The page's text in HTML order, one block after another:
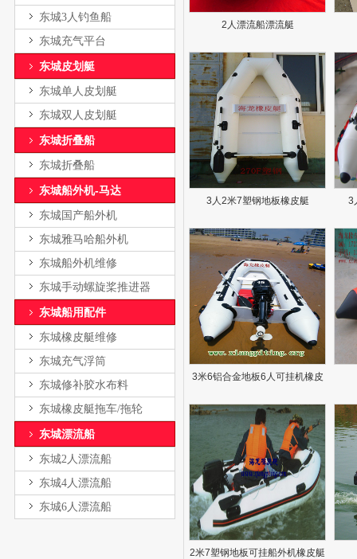
东城3人钓鱼船
东城充气平台
东城皮划艇
东城单人皮划艇
东城双人皮划艇
东城折叠船
东城折叠船
东城船外机-马达
东城国产船外机
东城雅马哈船外机
东城船外机维修
东城手动螺旋桨推进器
东城船用配件
东城橡皮艇维修
东城充气浮筒
东城修补胶水布料
东城橡皮艇拖车/拖轮
东城漂流船
东城2人漂流船
东城4人漂流船
东城6人漂流船
2人漂流船漂流艇
3人2米7塑钢地板橡皮艇 3
3米6铝合金地板6人可挂机橡皮
2米7塑钢地板可挂船外机橡皮艇